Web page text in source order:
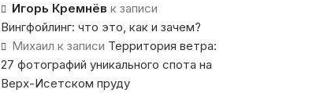
Игорь Кремнёв к записи
Вингфойлинг: что это, как и зачем?
Михаил к записи Территория ветра:
27 фотографий уникального спота на
Верх-Исетском пруду